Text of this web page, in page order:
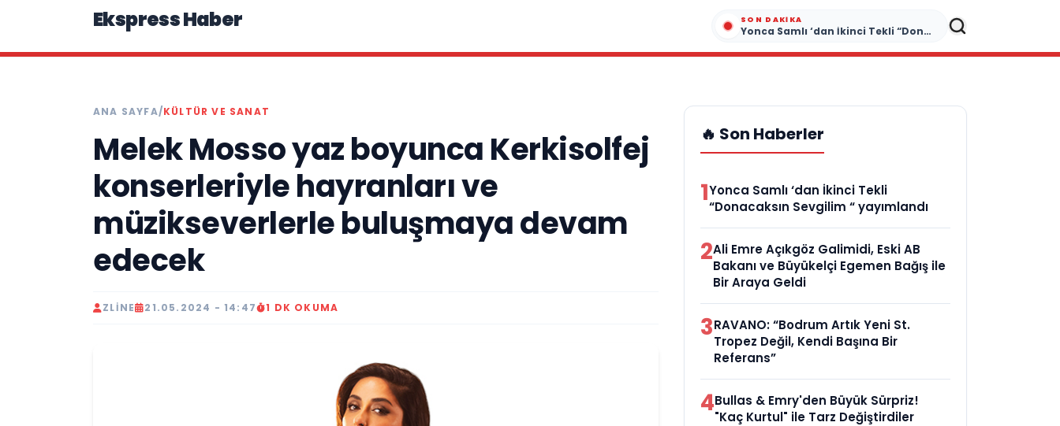
Ekspress Haber SON DAKIKA
Yonca Samlı ‘dan İkinci Tekli “Donacaksın Sevgilim “ yayımlandı
ANA SAYFA/KÜLTÜR VE SANAT
Melek Mosso yaz boyunca Kerkisolfej
konserleriyle hayranları ve
müzikseverlerle buluşmaya devam
edecek
ZLINE 21.05.2024 - 14:47 1 DK OKUMA
🔥 Son Haberler
1Yonca Samlı ‘dan İkinci Tekli
“Donacaksın Sevgilim “ yayımlandı
2Ali Emre Açıkgöz Galimidi, Eski AB
Bakanı ve Büyükelçi Egemen Bağış ile
Bir Araya Geldi
3RAVANO: “Bodrum Artık Yeni St.
Tropez Değil, Kendi Başına Bir
Referans”
4Bullas & Emry'den Büyük Sürpriz!
"Kaç Kurtul" ile Tarz Değiştirdiler